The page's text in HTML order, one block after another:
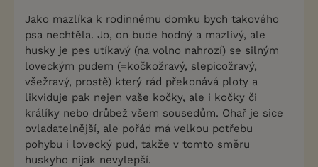
Jako mazlíka k rodinnému domku bych takového
psa nechtěla. Jo, on bude hodný a mazlivý, ale
husky je pes utíkavý (na volno nahrozí) se silným
loveckým pudem (=kočkožravý, slepicožravý,
všežravý, prostě) který rád překonává ploty a
likviduje pak nejen vaše kočky, ale i kočky či
králíky nebo drůbež všem sousedům. Ohař je sice
ovladatelnější, ale pořád má velkou potřebu
pohybu i lovecký pud, takže v tomto směru
huskyho nijak nevylepší.